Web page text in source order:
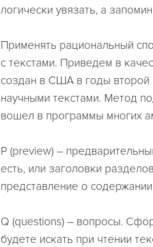
логически увязать, а
Применять рациональный
с текстами. Приведем в
создан в США в годы
научными текстами. Метод
вошел в программы многих
P (preview) –
есть, или заголовки
представление о содержании
Q (questions) – вопросы.
будете искать при чтении